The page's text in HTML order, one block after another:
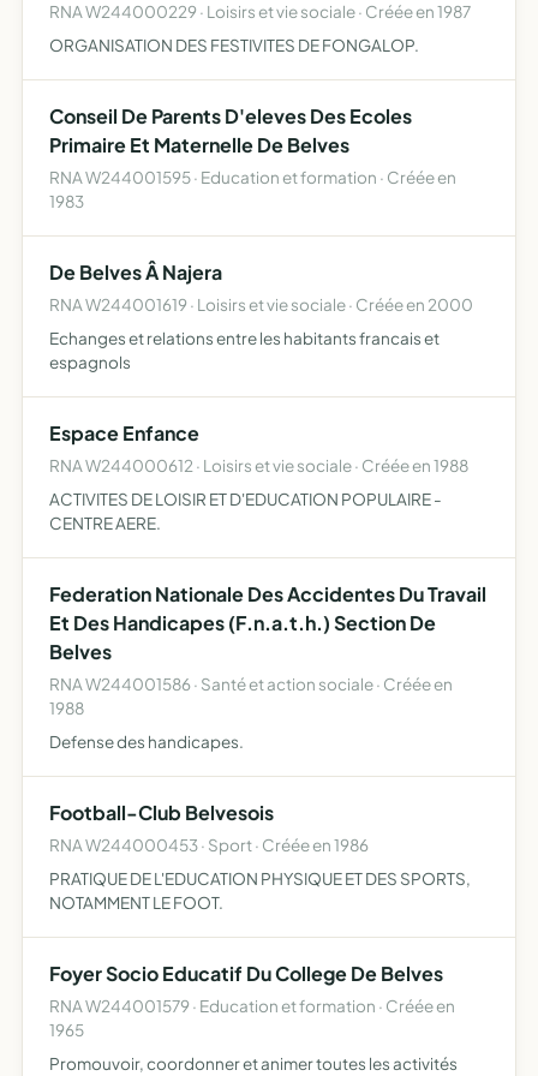
RNA W244000229 · Loisirs et vie sociale · Créée en 1987
ORGANISATION DES FESTIVITES DE FONGALOP.
Conseil De Parents D'eleves Des Ecoles
Primaire Et Maternelle De Belves
RNA W244001595 · Education et formation · Créée en
1983
De Belves Â Najera
RNA W244001619 · Loisirs et vie sociale · Créée en 2000
Echanges et relations entre les habitants francais et
espagnols
Espace Enfance
RNA W244000612 · Loisirs et vie sociale · Créée en 1988
ACTIVITES DE LOISIR ET D'EDUCATION POPULAIRE -
CENTRE AERE.
Federation Nationale Des Accidentes Du Travail
Et Des Handicapes (F.n.a.t.h.) Section De
Belves
RNA W244001586 · Santé et action sociale · Créée en
1988
Defense des handicapes.
Football-Club Belvesois
RNA W244000453 · Sport · Créée en 1986
PRATIQUE DE L'EDUCATION PHYSIQUE ET DES SPORTS,
NOTAMMENT LE FOOT.
Foyer Socio Educatif Du College De Belves
RNA W244001579 · Education et formation · Créée en
1965
Promouvoir, coordonner et animer toutes les activités